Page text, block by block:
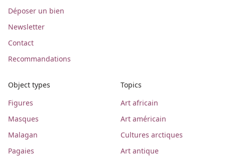
Déposer un bien
Newsletter
Contact
Recommandations
Object types
Figures
Masques
Malagan
Pagaies
Topics
Art africain
Art américain
Cultures arctiques
Art antique